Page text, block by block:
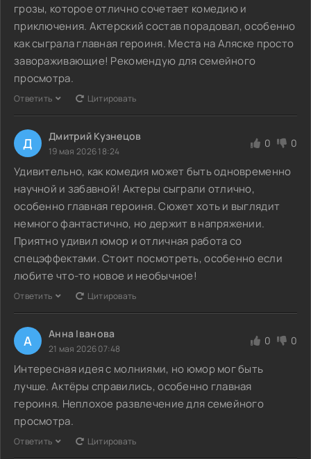
грозы, которое отлично сочетает комедию и
приключения. Актерский состав порадовал, особенно
как сыграла главная героиня. Места на Аляске просто
завораживающие! Рекомендую для семейного
просмотра.
Ответить Цитировать
Д Дмитрий Кузнецов
19 мая 2026 18:24
0 0
Удивительно, как комедия может быть одновременно
научной и забавной! Актеры сыграли отлично,
особенно главная героиня. Сюжет хоть и выглядит
немного фантастично, но держит в напряжении.
Приятно удивил юмор и отличная работа со
спецэффектами. Стоит посмотреть, особенно если
любите что-то новое и необычное!
Ответить Цитировать
А Анна Іванова
21 мая 2026 07:48
0 0
Интересная идея с молниями, но юмор мог быть
лучше. Актёры справились, особенно главная
героиня. Неплохое развлечение для семейного
просмотра.
Ответить Цитировать